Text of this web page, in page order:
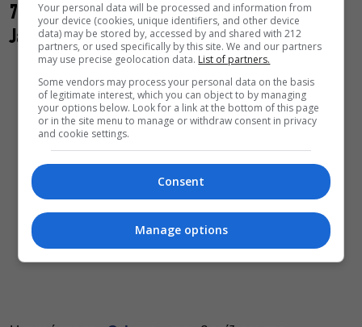
7. «Calvero» του Γιάννη Παναγόπουλου, στο Red
Jasper Cabaret Theatre
Your personal data will be processed and information from
your device (cookies, unique identifiers, and other device
data) may be stored by, accessed by and shared with 212
partners, or used specifically by this site. We and our partners
may use precise geolocation data. List of partners.
Some vendors may process your personal data on the basis
of legitimate interest, which you can object to by managing
your options below. Look for a link at the bottom of this page
or in the site menu to manage or withdraw consent in privacy
and cookie settings.
Consent
Manage options